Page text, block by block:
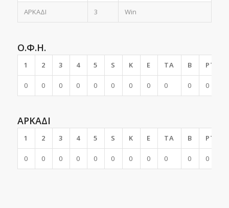
ΑΡΚΑΔΙ 3 Win
Ο.Φ.Η.
1 2 3 4 5 S K E TA B PTS
0 0 0 0 0 0 0 0 0 0 0
ΑΡΚΑΔΙ
1 2 3 4 5 S K E TA B PTS
0 0 0 0 0 0 0 0 0 0 0